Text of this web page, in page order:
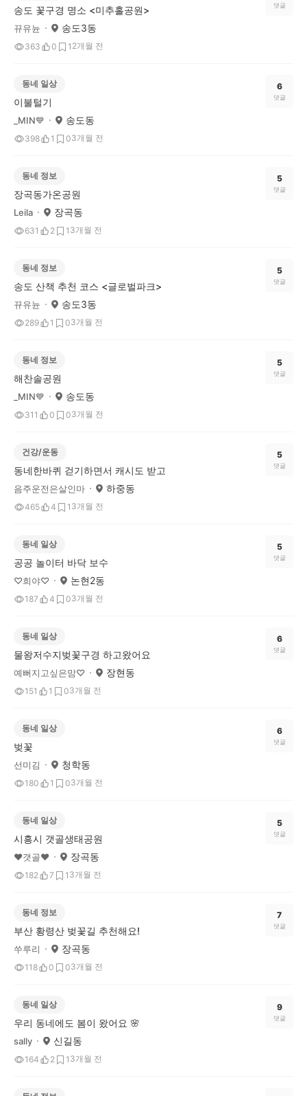
송도 꽃구경 명소 <미추홀공원>
뀨유뉸 송도3동
363 0 1 2개월 전
댓글
동네 일상
이불털기
_MIN💙 송도동
398 1 03개월 전
6
댓글
동네 정보
장곡동가온공원
Leila 장곡동
631 2 1 3개월 전
5
댓글
동네 정보
송도 산책 추천 코스 <글로벌파크>
뀨유뉸 송도3동
289 1 03개월 전
5
댓글
동네 정보
해찬솔공원
_MIN💙 송도동
311 0 03개월 전
5
댓글
건강/운동
동네한바퀴 걷기하면서 캐시도 받고
음주운전은살인마 하중동
465 4 1 3개월 전
5
댓글
동네 일상
공공 놀이터 바닥 보수
♡희야♡ 논현2동
187 4 03개월 전
5
댓글
동네 일상
물왕저수지벚꽃구경 하고왔어요
예뻐지고싶은맘♡ 장현동
151 1 03개월 전
6
댓글
동네 일상
벚꽃
선미김 청학동
180 1 03개월 전
6
댓글
동네 일상
시흥시 갯골생태공원
❤갯골❤ 장곡동
182 7 1 3개월 전
5
댓글
동네 정보
부산 황령산 벚꽃길 추천해요!
쑤루리 장곡동
118 0 03개월 전
7
댓글
동네 일상
우리 동네에도 봄이 왔어요 🌸
sally 신길동
164 2 1 3개월 전
9
댓글